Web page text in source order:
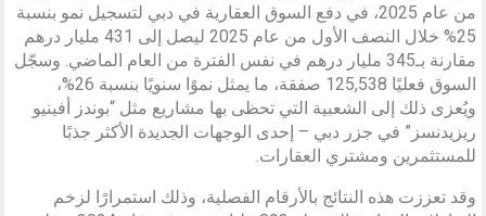
من عام 2025، في دفع السوق العقارية في دبي لتسجيل نمو بنسبة
25% خلال النصف الأول من عام 2025 ليصل إلى 431 مليار درهم
مقارنة بـ345 مليار درهم في نفس الفترة من العام الماضي. وسجّل
السوق فعليًا 125,538 صفقة، ما يمثل نموًا سنويًا بنسبة 26%،
ويُعزى ذلك إلى الشعبية التي تحظى بها مشاريع مثل “بوندز أفينيو
ريزيدنسز” في جزر دبي – إحدى الوجهات الجديدة الأكثر جذبًا
للمستثمرين ومشتري العقارات.
وقد تعززت هذه النتائج بالأرقام الفصلية، وذلك استمرارًا لزخم